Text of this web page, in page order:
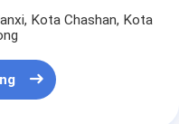
Kota Chashan, Kota